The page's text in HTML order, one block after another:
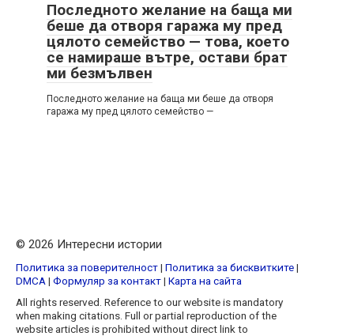
Последното желание на баща ми
беше да отворя гаража му пред
цялото семейство — това, което
се намираше вътре, остави брат
ми безмълвен
Последното желание на баща ми беше да отворя
гаража му пред цялото семейство —
© 2026 Интересни истории
Политика за поверителност| Политика за бисквитките|
DMCA | Формуляр за контакт| Карта на сайта
All rights reserved. Reference to our website is mandatory
when making citations. Full or partial reproduction of the
website articles is prohibited without direct link to